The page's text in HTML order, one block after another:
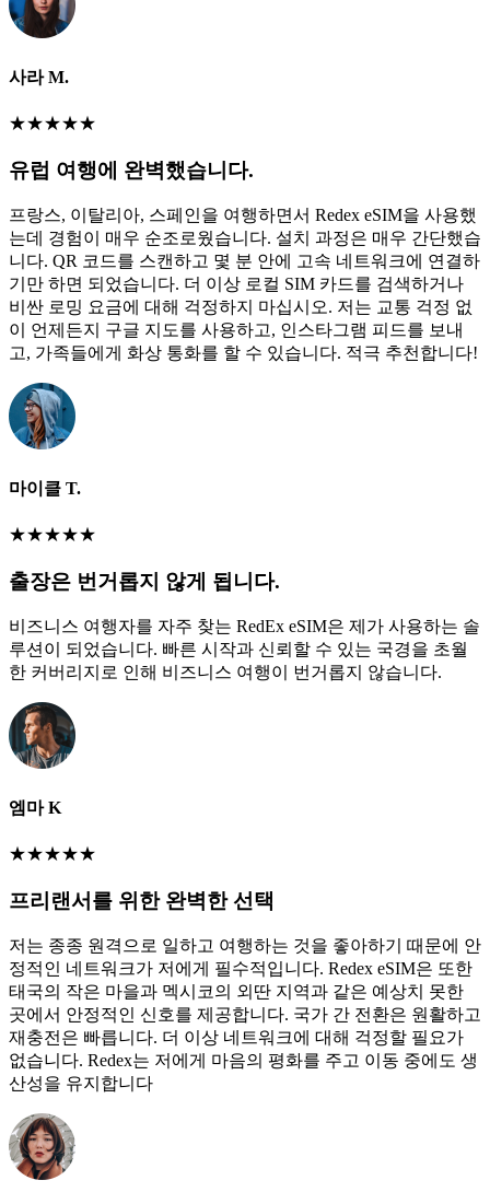
사라 M.
★★★★★
유럽 여행에 완벽했습니다.
프랑스, 이탈리아, 스페인을 여행하면서 Redex eSIM을 사용했
는데 경험이 매우 순조로웠습니다. 설치 과정은 매우 간단했습
니다. QR 코드를 스캔하고 몇 분 안에 고속 네트워크에 연결하
기만 하면 되었습니다. 더 이상 로컬 SIM 카드를 검색하거나
비싼 로밍 요금에 대해 걱정하지 마십시오. 저는 교통 걱정 없
이 언제든지 구글 지도를 사용하고, 인스타그램 피드를 보내
고, 가족들에게 화상 통화를 할 수 있습니다. 적극 추천합니다!
마이클 T.
★★★★★
출장은 번거롭지 않게 됩니다.
비즈니스 여행자를 자주 찾는 RedEx eSIM은 제가 사용하는 솔
루션이 되었습니다. 빠른 시작과 신뢰할 수 있는 국경을 초월
한 커버리지로 인해 비즈니스 여행이 번거롭지 않습니다.
엠마 K
★★★★★
프리랜서를 위한 완벽한 선택
저는 종종 원격으로 일하고 여행하는 것을 좋아하기 때문에 안
정적인 네트워크가 저에게 필수적입니다. Redex eSIM은 또한
태국의 작은 마을과 멕시코의 외딴 지역과 같은 예상치 못한
곳에서 안정적인 신호를 제공합니다. 국가 간 전환은 원활하고
재충전은 빠릅니다. 더 이상 네트워크에 대해 걱정할 필요가
없습니다. Redex는 저에게 마음의 평화를 주고 이동 중에도 생
산성을 유지합니다